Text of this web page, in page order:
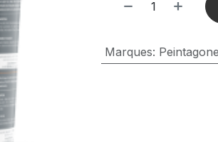
Marques: Peintagone